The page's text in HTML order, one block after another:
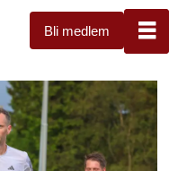
Bli medlem